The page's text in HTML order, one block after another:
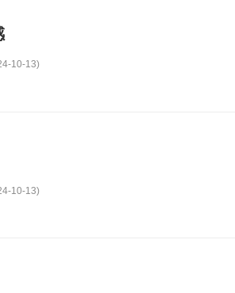
10-13)
10-13)